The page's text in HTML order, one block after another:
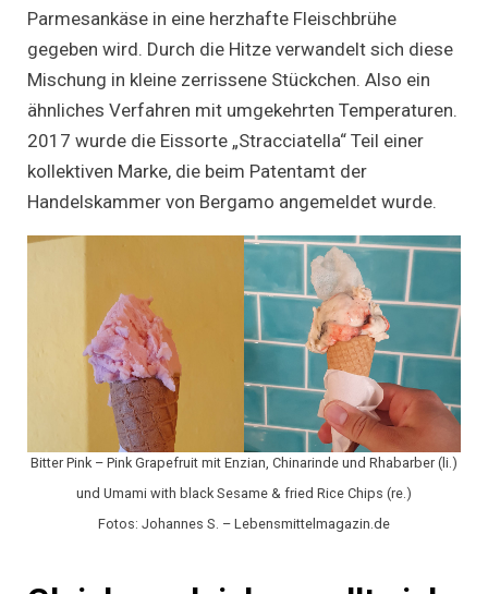
Parmesankäse in eine herzhafte Fleischbrühe
gegeben wird. Durch die Hitze verwandelt sich diese
Mischung in kleine zerrissene Stückchen. Also ein
ähnliches Verfahren mit umgekehrten Temperaturen.
2017 wurde die Eissorte „Stracciatella“ Teil einer
kollektiven Marke, die beim Patentamt der
Handelskammer von Bergamo angemeldet wurde.
Bitter Pink – Pink Grapefruit mit Enzian, Chinarinde und Rhabarber (li.)
und Umami with black Sesame & fried Rice Chips (re.)
Fotos: Johannes S. – Lebensmittelmagazin.de